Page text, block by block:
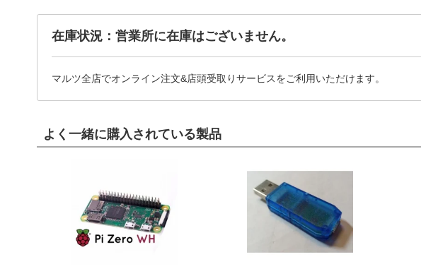
在庫状況：営業所に在庫はございません。
マルツ全店でオンライン注文&店頭受取りサービスをご利用いただけます。
よく一緒に購入されている製品